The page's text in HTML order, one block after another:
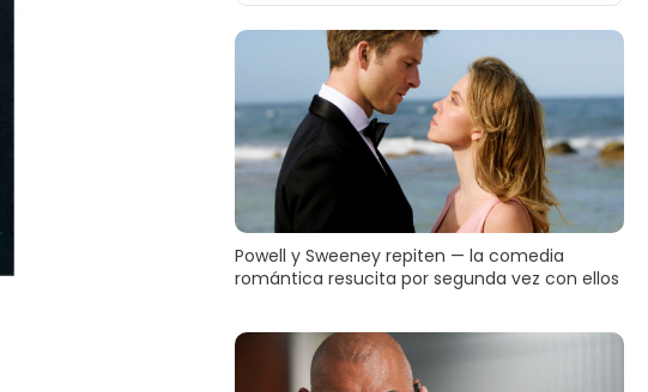
Powell y Sweeney repiten — la comedia
romántica resucita por segunda vez con ellos